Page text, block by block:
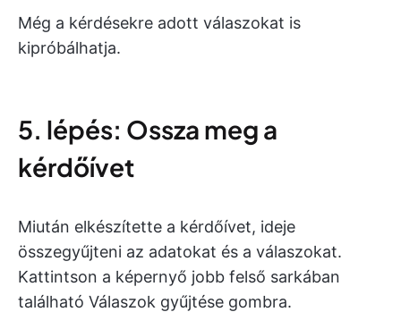
Még a kérdésekre adott válaszokat is
kipróbálhatja.
5. lépés: Ossza meg a
kérdőívet
Miután elkészítette a kérdőívet, ideje
összegyűjteni az adatokat és a válaszokat.
Kattintson a képernyő jobb felső sarkában
található Válaszok gyűjtése gombra.